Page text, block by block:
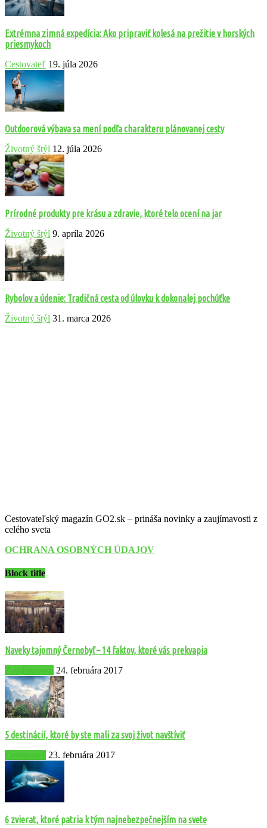
Extrémna zimná expedícia: Ako pripraviť kolesá na prežitie v horských
priesmykoch
Cestovateľ 19. júla 2026
Outdoorová výbava sa mení podľa charakteru plánovanej cesty
Životný štýl 12. júla 2026
Prírodné produkty pre krásu a zdravie, ktoré telo ocení na jar
Životný štýl 9. apríla 2026
Rybolov a údenie: Tradičná cesta od úlovku k dokonalej pochúťke
Životný štýl 31. marca 2026
Cestovateľský magazín GO2.sk – prináša novinky a zaujímavosti z
celého sveta
OCHRANA OSOBNÝCH ÚDAJOV
Block title
Naveky tajomný Černobyľ – 14 faktov, ktoré vás prekvapia
Zaujímavosti 24. februára 2017
5 destinácií, ktoré by ste mali za svoj život navštíviť
Cestovateľ 23. februára 2017
6 zvierat, ktoré patria k tým najnebezpečnejším na svete